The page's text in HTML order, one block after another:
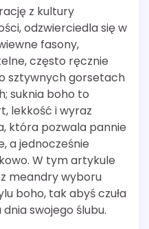
z kultury
odzwierciedla się w
fasony,
często ręcznie
sztywnych gorsetach
suknia boho to
lekkość i wyraz
która pozwala pannie
a jednocześnie
W tym artykule
meandry wyboru
boho, tak abyś czuła
swojego ślubu.